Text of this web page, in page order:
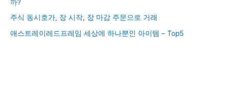
까?
주식 동시호가, 장 시작, 장 마감 주문으로 거래
애스트레이레드프레임 세상에 하나뿐인 아이템 – Top5